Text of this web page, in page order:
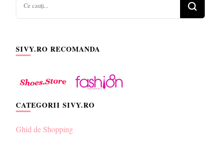
SIVY.RO RECOMANDA
CATEGORII SIVY.RO
Ghid de Shopping